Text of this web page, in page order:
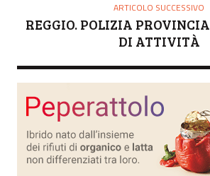
ARTICOLO SUCCESSIVO
REGGIO. POLIZIA
DI ATTIVITÀ